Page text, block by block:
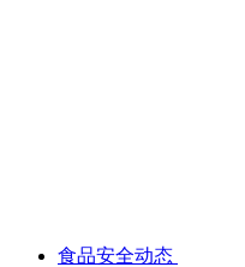
食品安全动态